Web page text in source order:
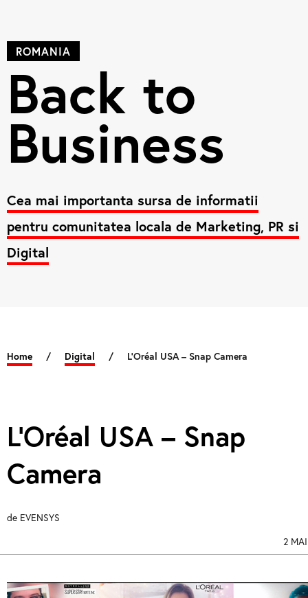
ROMANIA
Back to
Business
Cea mai importanta sursa de informatii
pentru comunitatea locala de Marketing, PR si
Digital
Home / Digital / L’Oréal USA – Snap Camera
L’Oréal USA – Snap
Camera
de EVENSYS
2